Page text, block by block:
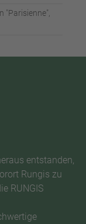
"Parisienne",
entstanden,
Rungis zu
RUNGIS